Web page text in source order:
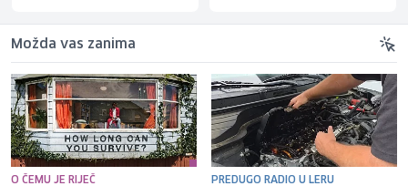
Možda vas zanima
O ČEMU JE RIJEČ PREDUGO RADIO U LERU